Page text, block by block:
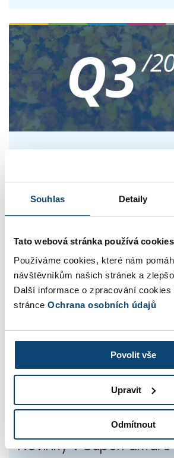
Souhlas Detaily
Tato webová stránka používá cookies
Používáme cookies, které nám
návštěvníkům našich stránek a
Další informace o zpracování cookies
stránce Ochrana osobních údajů
Povolit vše
Upravit
Odmítnout
Novinky v
2022
13.10.2022 Kvartální
Janka Ivanišová
Máme pro vás opět pravidelný
u nás nové nebo vylepšené za
Číst celý článek »
Novinky v